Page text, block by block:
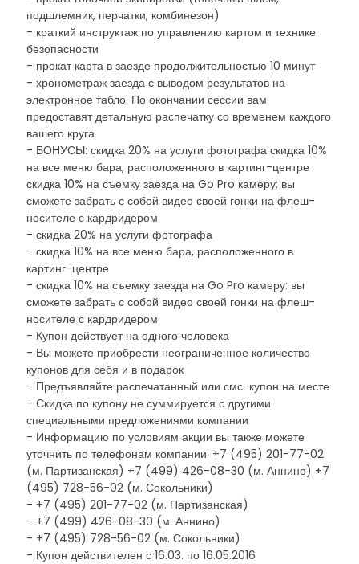
подшлемник, перчатки, комбинезон)
- краткий инструктаж по управлению картом и технике
безопасности
- прокат карта в заезде продолжительностью 10 минут
- хронометраж заезда с выводом результатов на
электронное табло. По окончании сессии вам
предоставят детальную распечатку со временем каждого
вашего круга
- БОНУСЫ: скидка 20% на услуги фотографа скидка 10%
на все меню бара, расположенного в картинг-центре
скидка 10% на съемку заезда на Go Pro камеру: вы
сможете забрать с собой видео своей гонки на флеш-
носителе с кардридером
- скидка 20% на услуги фотографа
- скидка 10% на все меню бара, расположенного в
картинг-центре
- скидка 10% на съемку заезда на Go Pro камеру: вы
сможете забрать с собой видео своей гонки на флеш-
носителе с кардридером
- Купон действует на одного человека
- Вы можете приобрести неограниченное количество
купонов для себя и в подарок
- Предъявляйте распечатанный или смс-купон на месте
- Скидка по купону не суммируется с другими
специальными предложениями компании
- Информацию по условиям акции вы также можете
уточнить по телефонам компании: +7 (495) 201-77-02
(м. Партизанская) +7 (499) 426-08-30 (м. Аннино) +7
(495) 728-56-02 (м. Сокольники)
- +7 (495) 201-77-02 (м. Партизанская)
- +7 (499) 426-08-30 (м. Аннино)
- +7 (495) 728-56-02 (м. Сокольники)
- Купон действителен с 16.03. по 16.05.2016